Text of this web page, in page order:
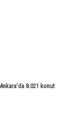
8.021 konut